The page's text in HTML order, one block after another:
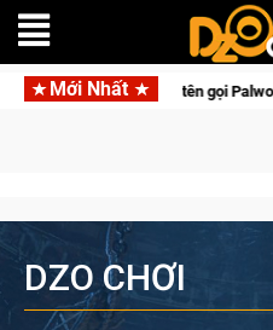
Mới Nhất
lên di động với tên gọi Palworld Online
DZO CHƠI